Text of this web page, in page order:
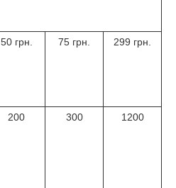
50 грн. 75 грн. 299 грн.
200 300 1200